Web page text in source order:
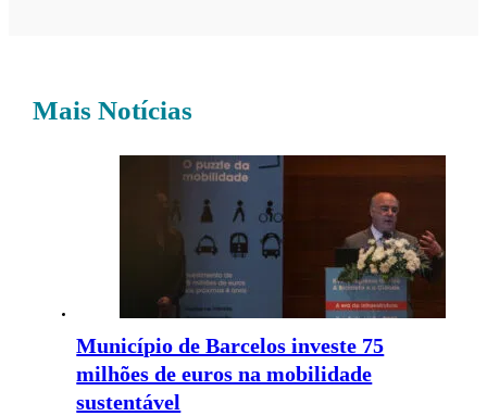
Mais Notícias
Município de Barcelos investe 75
milhões de euros na mobilidade
sustentável